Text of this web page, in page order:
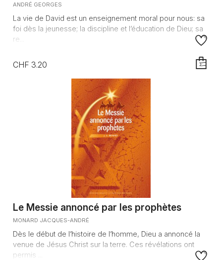
ANDRÉ GEORGES
La vie de David est un enseignement moral pour nous: sa
foi dès la jeunesse; la discipline et l’éducation de Dieu; sa
re...
CHF 3.20
Le Messie annoncé par les prophètes
MONARD JACQUES-ANDRÉ
Dès le début de l’histoire de l’homme, Dieu a annoncé la
venue de Jésus Christ sur la terre. Ces révélations ont
permis ...